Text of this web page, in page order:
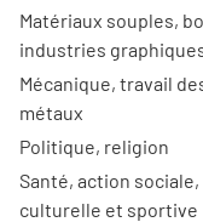
Matériaux souples,
industries
Mécanique, travail
métaux
Politique, religion
Santé, action sociale,
culturelle et sportive